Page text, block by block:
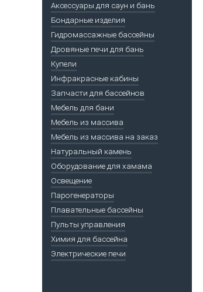
Аксессуары для саун и бань
Бондарные изделия
Гидромассажные бассейны
Дровяные печи для бань
Купели
Инфракрасные кабины
Запчасти для бассейнов
Мебель для бани
Мебель из массива
Мебель из массива на заказ
Натуральный камень
Оборудование для хамама
Освещение
Парогенераторы
Плавательные бассейны
Пульты управления
Химия для бассейна
Электрические печи